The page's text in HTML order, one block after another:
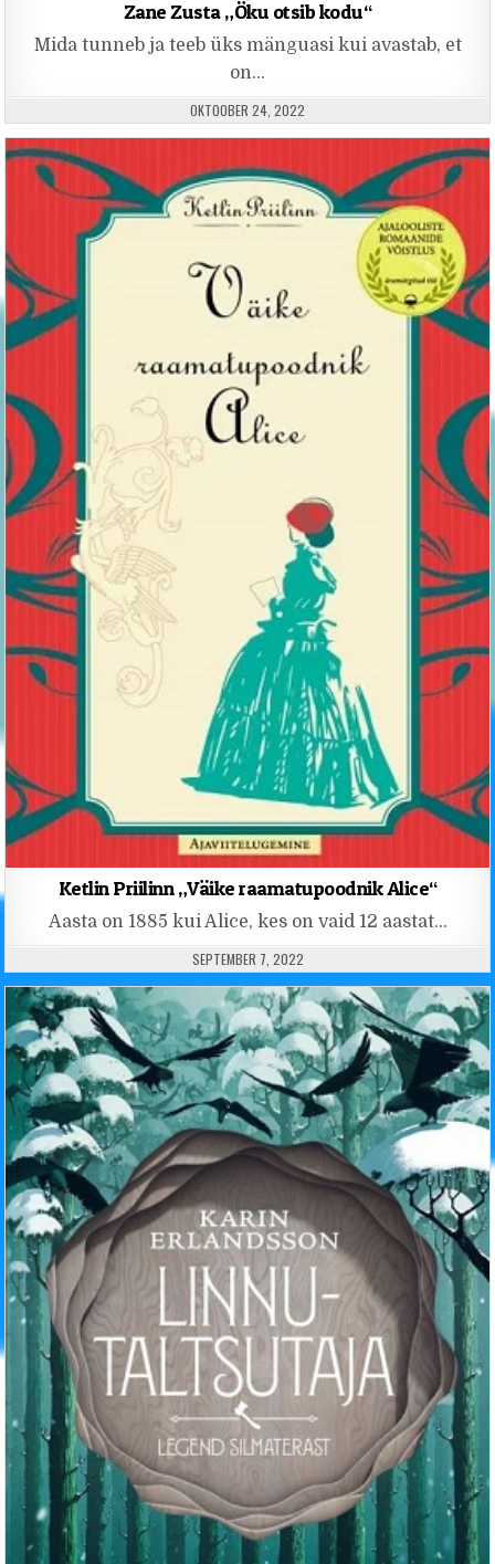
Zane Zusta „Öku otsib kodu“
Mida tunneb ja teeb üks mänguasi kui avastab, et
on…
PUBLISHED DATE:
OKTOOBER 24, 2022
Ketlin Priilinn „Väike raamatupoodnik Alice“
Aasta on 1885 kui Alice, kes on vaid 12 aastat…
PUBLISHED DATE:
SEPTEMBER 7, 2022